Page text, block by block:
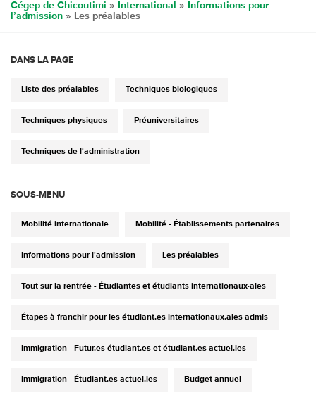
Cégep de Chicoutimi » International »
Informations pour
l’admission » Les préalables
DANS LA PAGE
Liste des préalables Techniques biologiques
Techniques physiques Préuniversitaires
Techniques de l'administration
SOUS-MENU
Mobilité internationale Mobilité - Établissements partenaires
Informations pour l'admission Les préalables
Tout sur la rentrée - Étudiantes et étudiants internationaux·ales
Étapes à franchir pour les étudiant.es internationaux.ales admis
Immigration - Futur.es étudiant.es et étudiant.es actuel.les
Immigration - Étudiant.es actuel.les Budget annuel